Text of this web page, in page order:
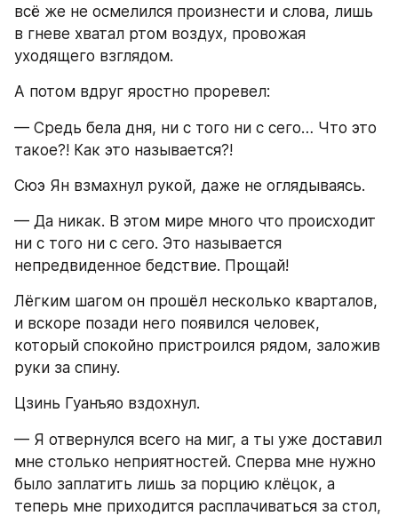
всё же не осмелился произнести и слова, лишь
в гневе хватал ртом воздух, провожая
уходящего взглядом.
А потом вдруг яростно проревел:
— Средь бела дня, ни с того ни с сего… Что это
такое?! Как это называется?!
Сюэ Ян взмахнул рукой, даже не оглядываясь.
— Да никак. В этом мире много что происходит
ни с того ни с сего. Это называется
непредвиденное бедствие. Прощай!
Лёгким шагом он прошёл несколько кварталов,
и вскоре позади него появился человек,
который спокойно пристроился рядом, заложив
руки за спину.
Цзинь Гуанъяо вздохнул.
— Я отвернулся всего на миг, а ты уже доставил
мне столько неприятностей. Сперва мне нужно
было заплатить лишь за порцию клёцок, а
теперь мне приходится расплачиваться за стол,